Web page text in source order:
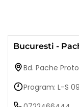
Bucuresti -
Bd. Pache
Program: L-S